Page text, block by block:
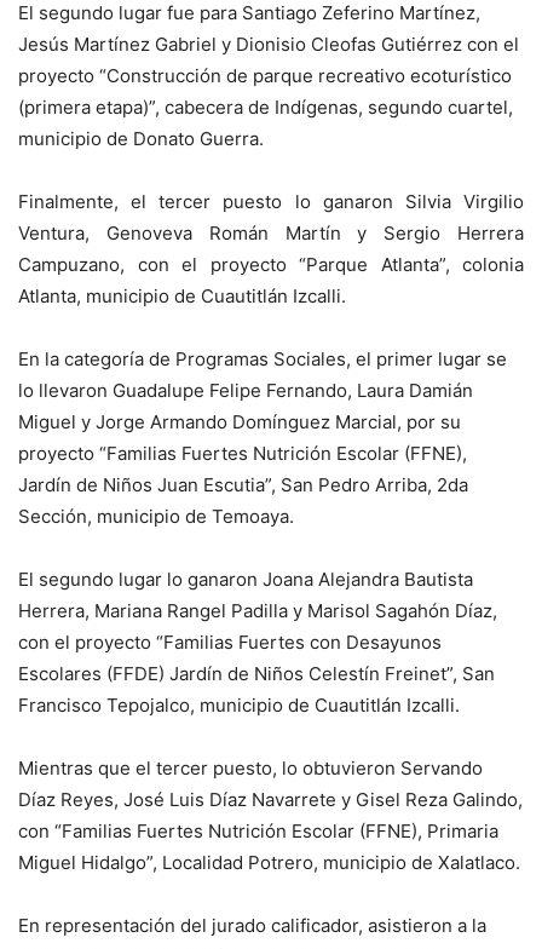
El segundo lugar fue para Santiago Zeferino Martínez,
Jesús Martínez Gabriel y Dionisio Cleofas Gutiérrez con el
proyecto “Construcción de parque recreativo ecoturístico
(primera etapa)”, cabecera de Indígenas, segundo cuartel,
municipio de Donato Guerra.
Finalmente, el tercer puesto lo ganaron Silvia Virgilio
Ventura, Genoveva Román Martín y Sergio Herrera
Campuzano, con el proyecto “Parque Atlanta”, colonia
Atlanta, municipio de Cuautitlán Izcalli.
En la categoría de Programas Sociales, el primer lugar se
lo llevaron Guadalupe Felipe Fernando, Laura Damián
Miguel y Jorge Armando Domínguez Marcial, por su
proyecto “Familias Fuertes Nutrición Escolar (FFNE),
Jardín de Niños Juan Escutia”, San Pedro Arriba, 2da
Sección, municipio de Temoaya.
El segundo lugar lo ganaron Joana Alejandra Bautista
Herrera, Mariana Rangel Padilla y Marisol Sagahón Díaz,
con el proyecto “Familias Fuertes con Desayunos
Escolares (FFDE) Jardín de Niños Celestín Freinet”, San
Francisco Tepojalco, municipio de Cuautitlán Izcalli.
Mientras que el tercer puesto, lo obtuvieron Servando
Díaz Reyes, José Luis Díaz Navarrete y Gisel Reza Galindo,
con “Familias Fuertes Nutrición Escolar (FFNE), Primaria
Miguel Hidalgo”, Localidad Potrero, municipio de Xalatlaco.
En representación del jurado calificador, asistieron a la